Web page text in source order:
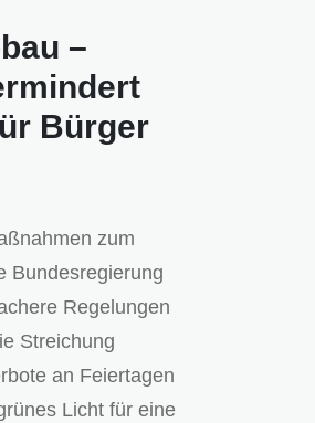
–
Bürger
zum
Bundesregierung
Regelungen
Streichung
an Feiertagen
Licht für eine